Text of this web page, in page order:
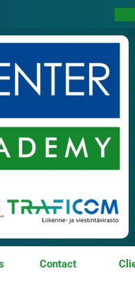
Contact